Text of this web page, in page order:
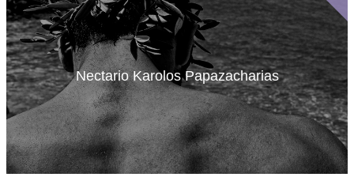
Nectario Karolos Papazacharias